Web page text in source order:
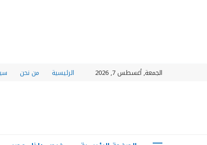
الجمعة, أغسطس 7, 2026 الرئيسية من نحن